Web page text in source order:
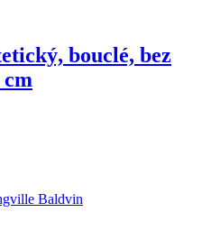
bouclé, bez
cm